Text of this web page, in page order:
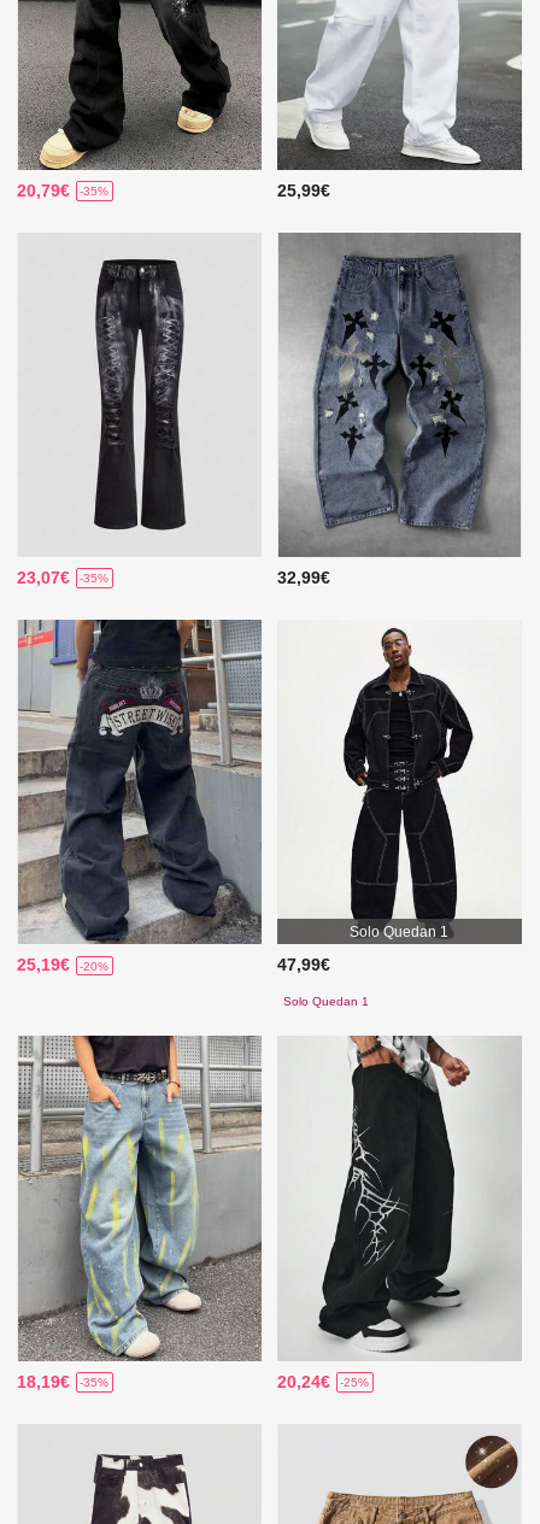
20,79€ -35% 25,99€
23,07€ -35% 32,99€
25,19€ -20%
Solo Quedan 1
47,99€
Solo Quedan 1
18,19€ -35% 20,24€ -25%